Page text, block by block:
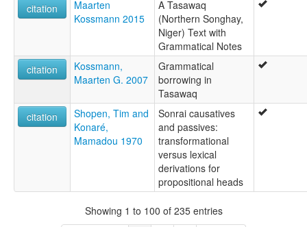
citation
Maarten
Kossmann 2015
A Tasawaq
(Northern Songhay,
Niger) Text with
Grammatical Notes
citation
Kossmann,
Maarten G. 2007
Grammatical
borrowing in
Tasawaq
citation
Shopen, Tim and
Konaré,
Mamadou 1970
Sonrai causatives
and passives:
transformational
versus lexical
derivations for
propositional heads
Showing 1 to 100 of 235 entries